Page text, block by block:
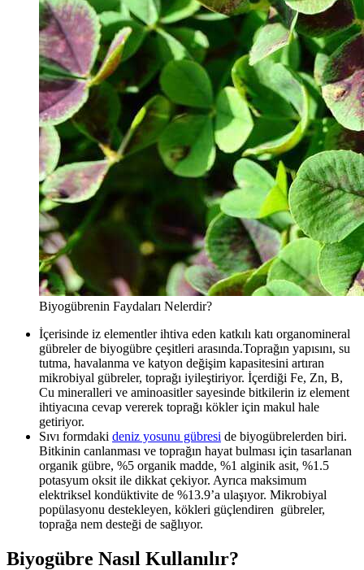
Biyogübrenin Faydaları Nelerdir?
İçerisinde iz elementler ihtiva eden katkılı katı organomineral
gübreler de biyogübre çeşitleri arasında.Toprağın yapısını, su
tutma, havalanma ve katyon değişim kapasitesini artıran
mikrobiyal gübreler, toprağı iyileştiriyor. İçerdiği Fe, Zn, B,
Cu mineralleri ve aminoasitler sayesinde bitkilerin iz element
ihtiyacına cevap vererek toprağı kökler için makul hale
getiriyor.
Sıvı formdaki deniz yosunu gübresi de biyogübrelerden biri.
Bitkinin canlanması ve toprağın hayat bulması için tasarlanan
organik gübre, %5 organik madde, %1 alginik asit, %1.5
potasyum oksit ile dikkat çekiyor. Ayrıca maksimum
elektriksel kondüktivite de %13.9’a ulaşıyor. Mikrobiyal
popülasyonu destekleyen, kökleri güçlendiren gübreler,
toprağa nem desteği de sağlıyor.
Biyogübre Nasıl Kullanılır?